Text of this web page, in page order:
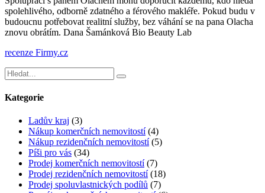
spolehlivého, odborně zdatného a férového makléře. Pokud budu v
budoucnu potřebovat realitní služby, bez váhání se na pana Olacha
znovu obrátím. Dana Šamánková Bio Beauty Lab
recenze Firmy.cz
Kategorie
Ladův kraj (3)
Nákup komerčních nemovitostí(4)
Nákup rezidenčních nemovitostí(5)
Píši pro vás (34)
Prodej komerčních nemovitostí(7)
Prodej rezidenčních nemovitostí(18)
Prodej spoluvlastnických podílů (7)